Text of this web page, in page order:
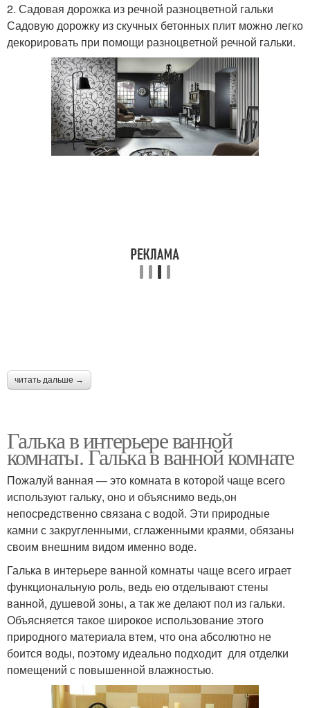
2. Садовая дорожка из речной разноцветной гальки
Садовую дорожку из скучных бетонных плит можно легко
декорировать при помощи разноцветной речной гальки.
читать дальше →
Галька в интерьере ванной
комнаты. Галька в ванной комнате
Пожалуй ванная — это комната в которой чаще всего
используют гальку, оно и объяснимо ведь,он
непосредственно связана с водой. Эти природные
камни с закругленными, сглаженными краями, обязаны
своим внешним видом именно воде.
Галька в интерьере ванной комнаты чаще всего играет
функциональную роль, ведь ею отделывают стены
ванной, душевой зоны, а так же делают пол из гальки.
Объясняется такое широкое использование этого
природного материала втем, что она абсолютно не
боится воды, поэтому идеально подходит для отделки
помещений с повышенной влажностью.